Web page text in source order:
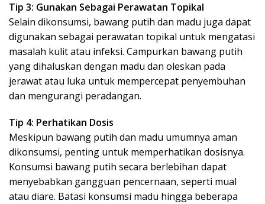
Tip 3: Gunakan Sebagai Perawatan Topikal
Selain dikonsumsi, bawang putih dan madu juga dapat
digunakan sebagai perawatan topikal untuk mengatasi
masalah kulit atau infeksi. Campurkan bawang putih
yang dihaluskan dengan madu dan oleskan pada
jerawat atau luka untuk mempercepat penyembuhan
dan mengurangi peradangan.
Tip 4: Perhatikan Dosis
Meskipun bawang putih dan madu umumnya aman
dikonsumsi, penting untuk memperhatikan dosisnya.
Konsumsi bawang putih secara berlebihan dapat
menyebabkan gangguan pencernaan, seperti mual
atau diare. Batasi konsumsi madu hingga beberapa